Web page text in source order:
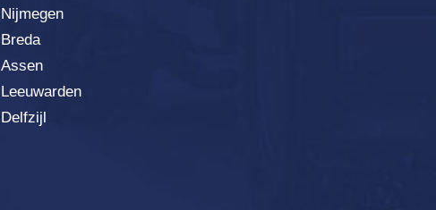
Nijmegen
Breda
Assen
Leeuwarden
Delfzijl